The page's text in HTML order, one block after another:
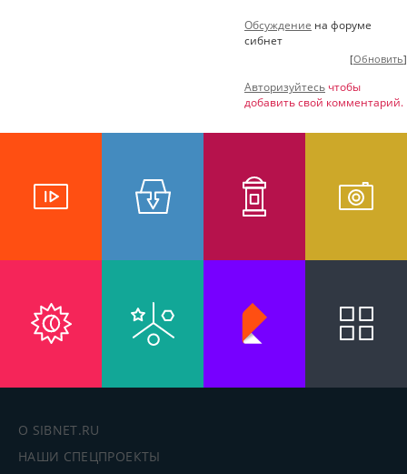
Обсуждение на форуме
сибнет
[Обновить]
Авторизуйтесь чтобы
добавить свой комментарий.
О SIBNET.RU
НАШИ СПЕЦПРОЕКТЫ